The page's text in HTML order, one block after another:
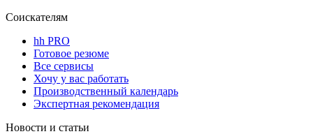
Соискателям
hh PRO
Готовое резюме
Все сервисы
Хочу у вас работать
Производственный календарь
Экспертная рекомендация
Новости и статьи